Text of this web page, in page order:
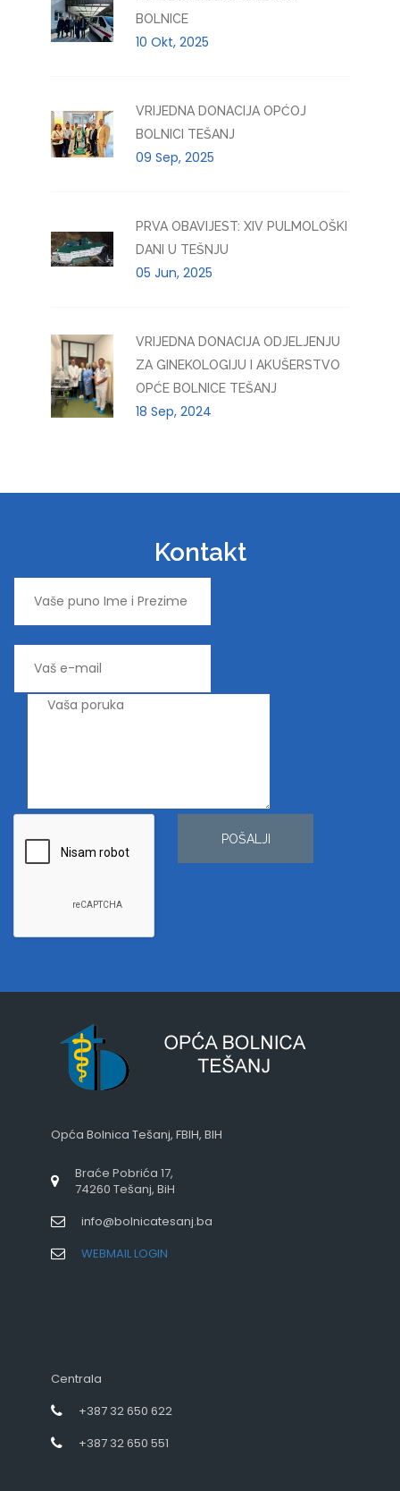
BOLNICE
10 Okt, 2025
VRIJEDNA DONACIJA OPĆOJ
BOLNICI TEŠANJ
09 Sep, 2025
PRVA OBAVIJEST: XIV PULMOLOŠKI
DANI U TEŠNJU
05 Jun, 2025
VRIJEDNA DONACIJA ODJELJENJU
ZA GINEKOLOGIJU I AKUŠERSTVO
OPĆE BOLNICE TEŠANJ
18 Sep, 2024
Kontakt
POŠALJI
Opća Bolnica Tešanj, FBIH, BIH
Braće Pobrića 17,
74260 Tešanj, BiH
info@bolnicatesanj.ba
WEBMAIL LOGIN
Centrala
+387 32 650 622
+387 32 650 551